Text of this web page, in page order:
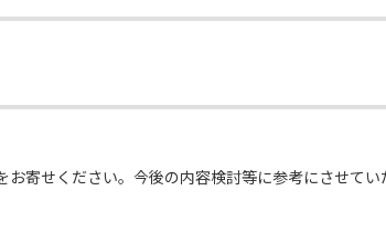
お寄せください。今後の内容検討等に参考にさせてい